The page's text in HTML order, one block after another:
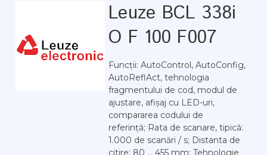
Leuze BCL 338i
O F 100 F007
Funcții: AutoControl, AutoConfig,
AutoReflAct, tehnologia
fragmentului de cod, modul de
ajustare, afișaj cu LED-uri,
compararea codului de
referință; Rata de scanare, tipică:
1.000 de scanări / s; Distanta de
citire: 80 ... 455 mm; Tehnologie